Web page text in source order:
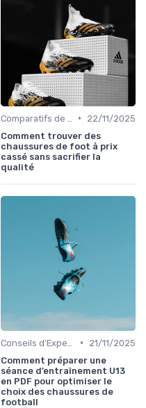
•
22/11/2025
Comment trouver des
chaussures de foot à prix
cassé sans sacrifier la
qualité
•
21/11/2025
Comment préparer une
séance d’entraînement U13
en PDF pour optimiser le
choix des chaussures de
football